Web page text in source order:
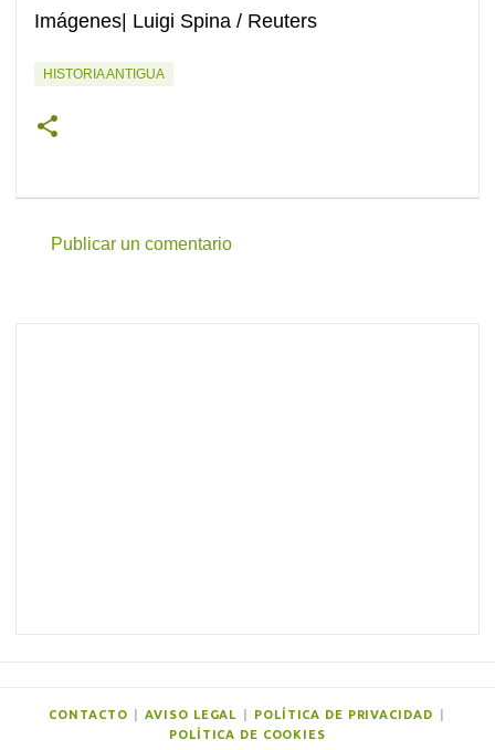
Imágenes| Luigi Spina / Reuters
HISTORIA ANTIGUA
Publicar un comentario
CONTACTO AVISO LEGAL POLÍTICA DE PRIVACIDAD
POLÍTICA DE COOKIES